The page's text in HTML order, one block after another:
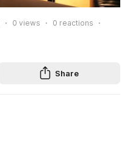
0 views 0 reactions
Share